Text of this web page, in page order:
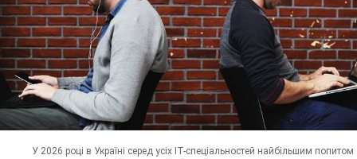
У 2026 році в Україні серед усіх IT-спеціальностей найбільшим попитом